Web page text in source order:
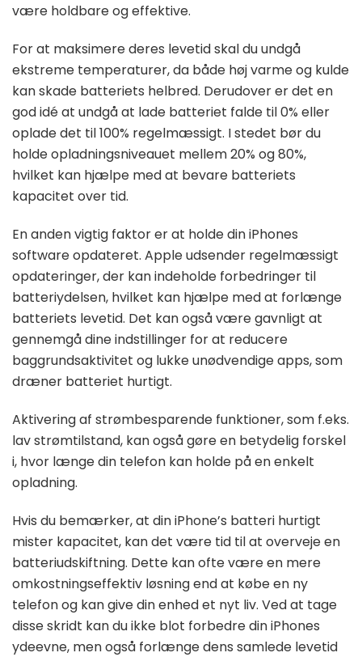
være holdbare og effektive.
For at maksimere deres levetid skal du undgå
ekstreme temperaturer, da både høj varme og kulde
kan skade batteriets helbred. Derudover er det en
god idé at undgå at lade batteriet falde til 0% eller
oplade det til 100% regelmæssigt. I stedet bør du
holde opladningsniveauet mellem 20% og 80%,
hvilket kan hjælpe med at bevare batteriets
kapacitet over tid.
En anden vigtig faktor er at holde din iPhones
software opdateret. Apple udsender regelmæssigt
opdateringer, der kan indeholde forbedringer til
batteriydelsen, hvilket kan hjælpe med at forlænge
batteriets levetid. Det kan også være gavnligt at
gennemgå dine indstillinger for at reducere
baggrundsaktivitet og lukke unødvendige apps, som
dræner batteriet hurtigt.
Aktivering af strømbesparende funktioner, som f.eks.
lav strømtilstand, kan også gøre en betydelig forskel
i, hvor længe din telefon kan holde på en enkelt
opladning.
Hvis du bemærker, at din iPhone’s batteri hurtigt
mister kapacitet, kan det være tid til at overveje en
batteriudskiftning. Dette kan ofte være en mere
omkostningseffektiv løsning end at købe en ny
telefon og kan give din enhed et nyt liv. Ved at tage
disse skridt kan du ikke blot forbedre din iPhones
ydeevne, men også forlænge dens samlede levetid